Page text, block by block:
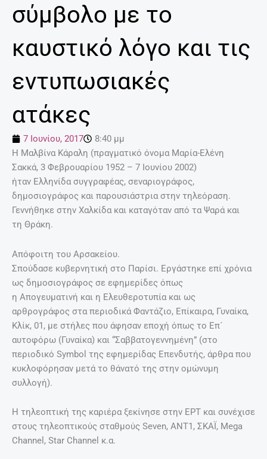
σύμβολο με το
καυστικό λόγο και τις
εντυπωσιακές
ατάκες
7 Ιουνίου, 2017
8:40 μμ
Η Μαλβίνα Κάραλη (πραγματικό όνομα Μαρία-Ελένη
Σακκά, 3 Φεβρουαρίου 1952 – 7 Ιουνίου 2002)
ήταν Ελληνίδα συγγραφέας, σεναριογράφος,
δημοσιογράφος και παρουσιάστρια στην τηλεόραση.
Γεννήθηκε στην Χαλκίδα και καταγόταν από τα Ψαρά και
τη Θράκη.
Απόφοιτη του Αρσακείου.
Σπούδασε κυβερνητική στο Παρίσι. Εργάστηκε επί χρόνια
ως δημοσιογράφος σε εφημερίδες όπως
η Απογευματινή και η Ελευθεροτυπία και ως
αρθρογράφος στα περιοδικά Φαντάζιο, Επίκαιρα, Γυναίκα,
Κλίκ, 01, με στήλες που άφησαν εποχή όπως το Επ´
αυτοφόρω (Γυναίκα) και “Σαββατογεννημένη” (στο
περιοδικό Symbol της εφημερίδας Επενδυτής, άρθρα που
κυκλοφόρησαν μετά το θάνατό της στην ομώνυμη
συλλογή).
Η τηλεοπτική της καριέρα ξεκίνησε στην ΕΡΤ και συνέχισε
στους τηλεοπτικούς σταθμούς Seven, ANT1, ΣΚΑΪ, Mega
Channel, Star Channel κ.α.